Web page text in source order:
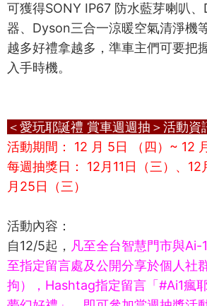
可獲得SONY IP67 防水藍芽喇叭
器、Dyson三合一涼暖空氣清淨機
越多好禮拿越多，準車主們可要把
入手時機。
＜愛玩耶誕禮 賞車週週抽＞活動資
活動期間： 12 月 5日 （四）~ 12
每週抽獎日： 12月11日（三）、12
月25日（三）
活動內容：
自12/5起， 凡至全台智慧門市與
至指定留言處及公開分享於個人社
拘），Hashtag指定留言「#Ai1瘋